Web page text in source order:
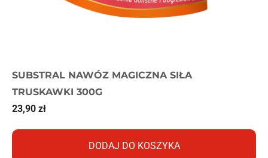
SUBSTRAL NAWÓZ MAGICZNA SIŁA
TRUSKAWKI 300G
23,90 zł
DODAJ DO KOSZYKA